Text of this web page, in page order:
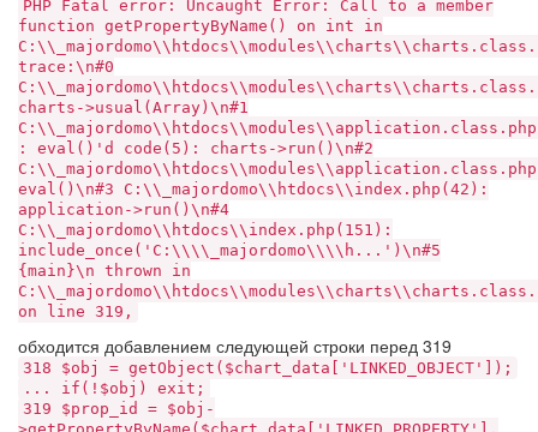
PHP Fatal error: Uncaught Error: Call to a member
function getPropertyByName() on int in
trace:\n#0
charts->usual(Array)\n#1
: eval()'d code(5): charts->run()\n#2
eval()\n#3 C:\\_majordomo\\htdocs\\index.php(42):
application->run()\n#4
C:\\_majordomo\\htdocs\\index.php(151):
include_once('C:\\\\_majordomo\\\\h...')\n#5
{main}\n thrown in
on line 319,
обходится добавлением следующей строки перед 319
318 $obj = getObject($chart_data['LINKED_OBJECT']);
... if(!$obj) exit;
319 $prop_id = $obj-